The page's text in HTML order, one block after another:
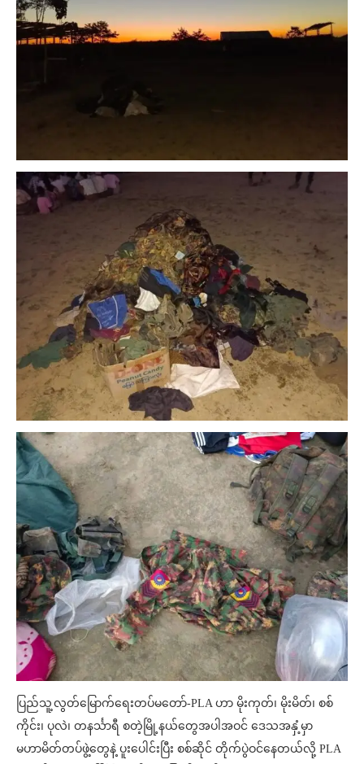
ပြည်သူ့လွတ်မြောက်ရေးတပ်မတော်-PLA ဟာ မိုးကုတ်၊ မိုးမိတ်၊ စစ်
ကိုင်း၊ ပုလဲ၊ တနင်္သာရီ စတဲ့မြို့နယ်တွေအပါအဝင် ဒေသအနှံ့မှာ
မဟာမိတ်တပ်ဖွဲ့တွေနဲ့ ပူးပေါင်းပြီး စစ်ဆိုင် တိုက်ပွဲဝင်နေတယ်လို့ PLA